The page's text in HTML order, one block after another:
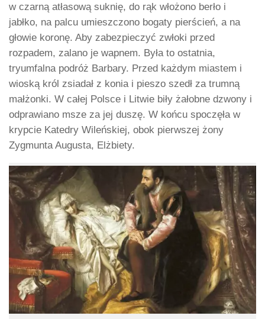
w czarną atłasową suknię, do rąk włożono berło i
jabłko, na palcu umieszczono bogaty pierścień, a na
głowie koronę. Aby zabezpieczyć zwłoki przed
rozpadem, zalano je wapnem. Była to ostatnia,
tryumfalna podróż Barbary. Przed każdym miastem i
wioską król zsiadał z konia i pieszo szedł za trumną
małżonki. W całej Polsce i Litwie biły żałobne dzwony i
odprawiano msze za jej duszę. W końcu spoczęła w
krypcie Katedry Wileńskiej, obok pierwszej żony
Zygmunta Augusta, Elżbiety.